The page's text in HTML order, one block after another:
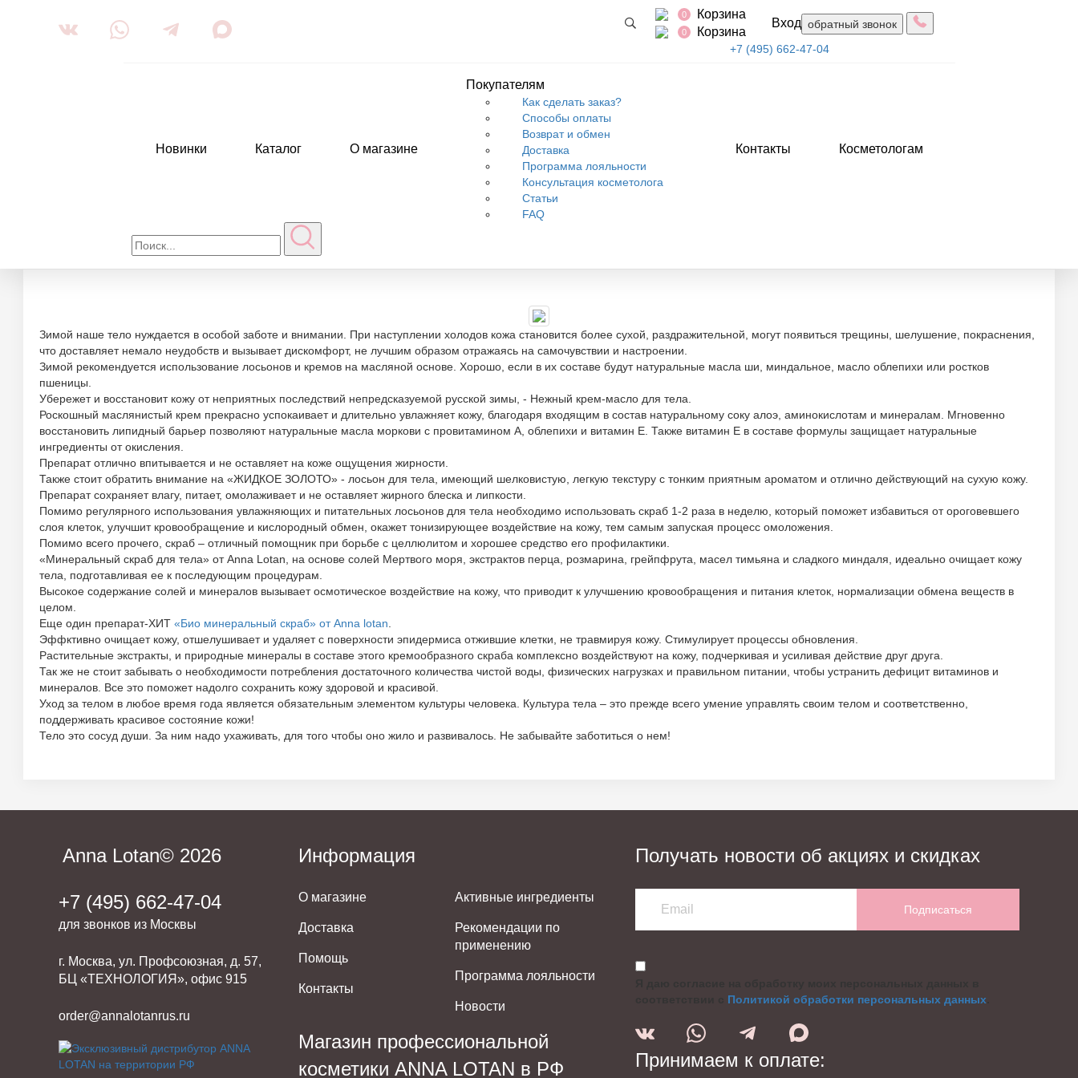
0 Корзина
0 Корзина
Вход обратный звонок
+7 (495) 662-47-04
Новинки Каталог О магазине
Покупателям
Как сделать заказ?
Способы оплаты
Возврат и обмен
Доставка
Программа лояльности
Консультация косметолога
Статьи
FAQ
Контакты Косметологам
Средства Anna Lotan для зимы
Зимой наше тело нуждается в особой заботе и внимании. При наступлении холодов кожа становится более сухой, раздражительной, могут появиться трещины, шелушение, покраснения,
что доставляет немало неудобств и вызывает дискомфорт, не лучшим образом отражаясь на самочувствии и настроении.
Зимой рекомендуется использование лосьонов и кремов на масляной основе. Хорошо, если в их составе будут натуральные масла ши, миндальное, масло облепихи или ростков
пшеницы.
Убережет и восстановит кожу от неприятных последствий непредсказуемой русской зимы, - Нежный крем-масло для тела.
Роскошный маслянистый крем прекрасно успокаивает и длительно увлажняет кожу, благодаря входящим в состав натуральному соку алоэ, аминокислотам и минералам. Мгновенно
восстановить липидный барьер позволяют натуральные масла моркови с провитамином А, облепихи и витамин Е. Также витамин Е в составе формулы защищает натуральные
ингредиенты от окисления.
Препарат отлично впитывается и не оставляет на коже ощущения жирности.
Также стоит обратить внимание на «ЖИДКОЕ ЗОЛОТО» - лосьон для тела, имеющий шелковистую, легкую текстуру с тонким приятным ароматом и отлично действующий на сухую кожу.
Препарат сохраняет влагу, питает, омолаживает и не оставляет жирного блеска и липкости.
Помимо регулярного использования увлажняющих и питательных лосьонов для тела необходимо использовать скраб 1-2 раза в неделю, который поможет избавиться от ороговевшего
слоя клеток, улучшит кровообращение и кислородный обмен, окажет тонизирующее воздействие на кожу, тем самым запуская процесс омоложения.
Помимо всего прочего, скраб – отличный помощник при борьбе с целлюлитом и хорошее средство его профилактики.
«Минеральный скраб для тела» от Anna Lotan, на основе солей Мертвого моря, экстрактов перца, розмарина, грейпфрута, масел тимьяна и сладкого миндаля, идеально очищает кожу
тела, подготавливая ее к последующим процедурам.
Высокое содержание солей и минералов вызывает осмотическое воздействие на кожу, что приводит к улучшению кровообращения и питания клеток, нормализации обмена веществ в
целом.
Еще один препарат-ХИТ «Био минеральный скраб» от Anna lotan
Эффктивно очищает кожу, отшелушивает и удаляет с поверхности эпидермиса отжившие клетки, не травмируя кожу. Стимулирует процессы обновления.
Растительные экстракты, и природные минералы в составе этого кремообразного скраба комплексно воздействуют на кожу, подчеркивая и усиливая действие друг друга.
Так же не стоит забывать о необходимости потребления достаточного количества чистой воды, физических нагрузках и правильном питании, чтобы устранить дефицит витаминов и
минералов. Все это поможет надолго сохранить кожу здоровой и красивой.
Уход за телом в любое время года является обязательным элементом культуры человека. Культура тела – это прежде всего умение управлять своим телом и соответственно,
поддерживать красивое состояние кожи!
Тело это сосуд души. За ним надо ухаживать, для того чтобы оно жило и развивалось. Не забывайте заботиться о нем!
Anna Lotan© 2026
+7 (495) 662-47-04
для звонков из Москвы
г. Москва, ул. Профсоюзная, д. 57,
БЦ «ТЕХНОЛОГИЯ», офис 915
order@annalotanrus.ru
Информация
О магазине
Доставка
Помощь
Контакты
Активные ингредиенты
Рекомендации по
применению
Программа лояльности
Новости
Магазин профессиональной
косметики ANNA LOTAN в РФ
Получать новости об акциях и скидках
Подписаться
Политикой обработки персональных данных
Принимаем к оплате: